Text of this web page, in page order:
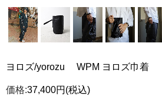
ヨロズ/yorozu WPM ヨロズ巾着
価格:37,400円 (税込)